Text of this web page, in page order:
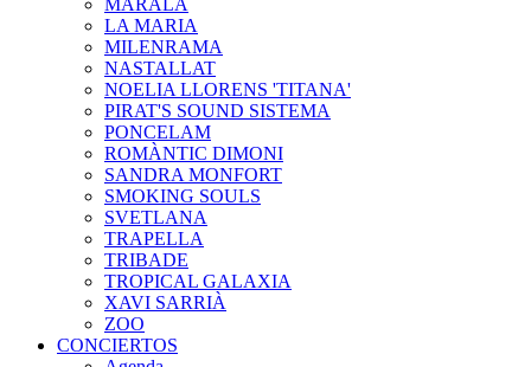
MARALA
LA MARIA
MILENRAMA
NASTALLAT
NOELIA LLORENS 'TITANA'
PIRAT'S SOUND SISTEMA
PONCELAM
ROMÀNTIC DIMONI
SANDRA MONFORT
SMOKING SOULS
SVETLANA
TRAPELLA
TRIBADE
TROPICAL GALAXIA
XAVI SARRIÀ
ZOO
CONCIERTOS